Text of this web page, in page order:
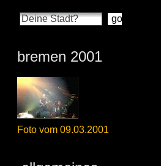
bremen 2001
Foto vom 09.03.2001